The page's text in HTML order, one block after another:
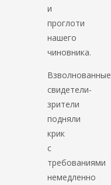
и
проглоти
нашего
чиновника.
Взволнованные
свидетели-
зрители
подняли
крик
с
требованиями
немедленно